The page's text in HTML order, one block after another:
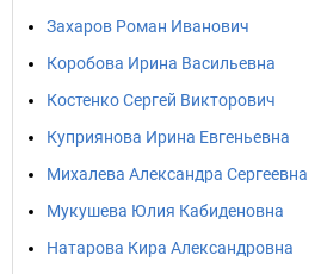
Захаров Роман Иванович
Коробова Ирина Васильевна
Костенко Cергей Викторович
Куприянова Ирина Евгеньевна
Михалева Александра Сергеевна
Мукушева Юлия Кабиденовна
Натарова Кира Александровна